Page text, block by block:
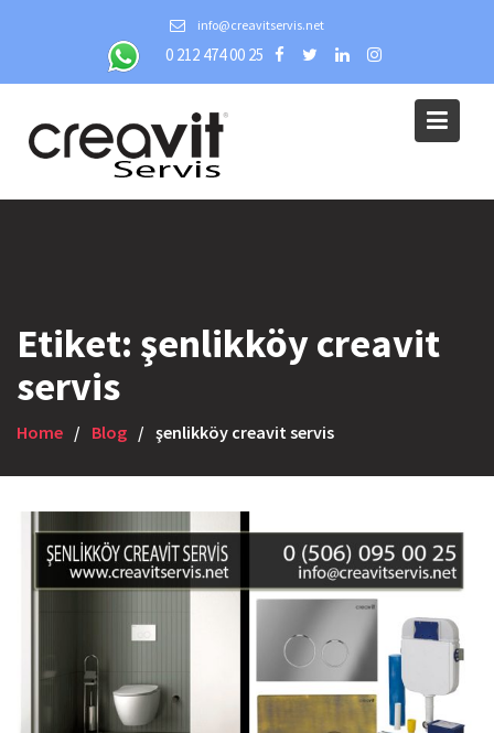
info@creavitservis.net
0 212 474 00 25
Etiket: şenlikköy creavit
servis
Home Blog şenlikköy creavit servis